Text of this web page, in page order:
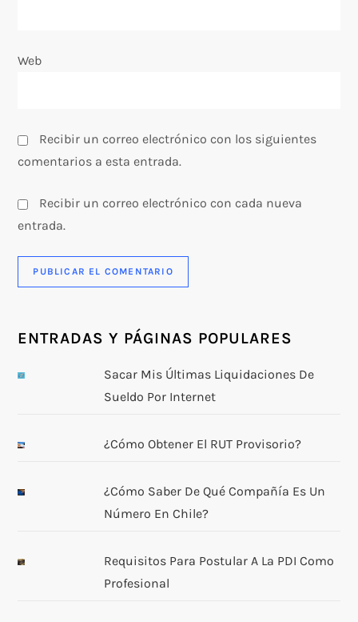
d
s
Web
Recibir un correo electrónico con los siguientes
comentarios a esta entrada.
Recibir un correo electrónico con cada nueva
entrada.
ENTRADAS Y PÁGINAS POPULARES
Sacar Mis Últimas Liquidaciones De
Sueldo Por Internet
¿Cómo Obtener El RUT Provisorio?
¿Cómo Saber De Qué Compañía Es Un
Número En Chile?
Requisitos Para Postular A La PDI Como
Profesional